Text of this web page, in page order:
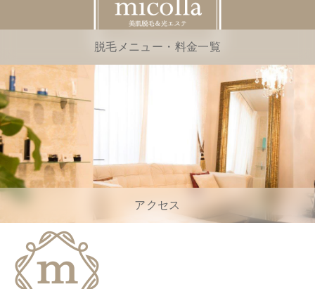
脱毛メニュー・料金一覧
アクセス